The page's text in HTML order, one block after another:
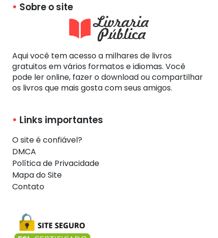
Sobre o site
Aqui você tem acesso a milhares de livros
gratuitos em vários formatos e idiomas. Você
pode ler online, fazer o download ou compartilhar
os livros que mais gosta com seus amigos.
Links importantes
O site é confiável?
DMCA
Política de Privacidade
Mapa do Site
Contato